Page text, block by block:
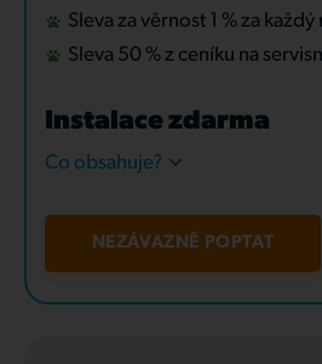
Sleva za věrnost 1 % za každý
Sleva 50 % z ceníku na
Instalace zdarma
Co obsahuje?
NEZÁVAZNĚ POPTAT